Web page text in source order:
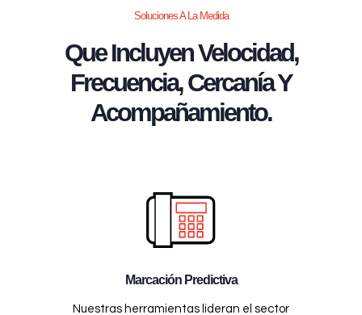
Soluciones A La Medida
Que Incluyen Velocidad,
Frecuencia, Cercanía Y
Acompañamiento.
Marcación Predictiva
Nuestras herramientas lideran el sector